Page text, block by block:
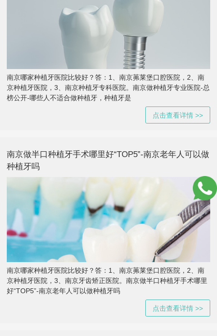
南京哪家种植牙医院比较好？答：1、南京茀莱堡口腔医院，2、南
京种植牙医院，3、南京种植牙专科医院。南京做种植牙专业医院-总
榜公开-哪些人不适合做种植牙，种植牙是
点击查看详情 >>
南京做半口种植牙手术哪里好“TOP5”-南京老年人可以做
种植牙吗
南京哪家种植牙医院比较好？答：1、南京茀莱堡口腔医院，2、南
京种植牙医院，3、南京牙齿矫正医院。南京做半口种植牙手术哪里
好“TOP5”-南京老年人可以做种植牙吗
点击查看详情 >>